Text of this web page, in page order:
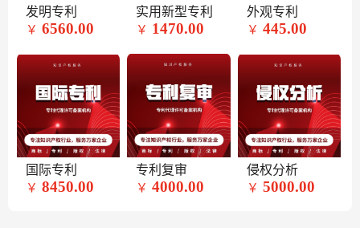
发明专利
￥ 6560.00
实用新型专利
￥ 1470.00
外观专利
￥ 445.00
国际专利
￥ 8450.00
专利复审
￥ 4000.00
侵权分析
￥ 5000.00